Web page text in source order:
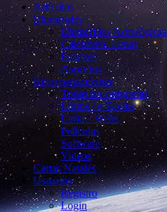
Artículos
Efemérides
Efemérides Astrológicas
Calendario Lunar
Eclipses
Aspectos
Recomendaciones
Todas las categorías
Libros / e-Books
Links / Webs
Películas
Software
Videos
Cartas Natales
Usuarios
Registro
Login